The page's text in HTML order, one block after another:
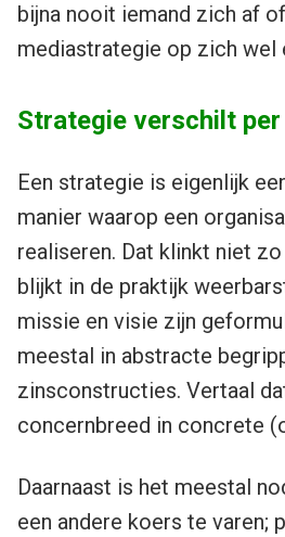
bijna nooit iemand zich af
mediastrategie op zich wel
Strategie verschilt
Een strategie is eigenlijk
manier waarop een
realiseren. Dat klinkt niet
blijkt in de praktijk
missie en visie zijn
meestal in abstracte
zinsconstructies. Vertaal
concernbreed in concrete
Daarnaast is het meestal
een andere koers te varen;